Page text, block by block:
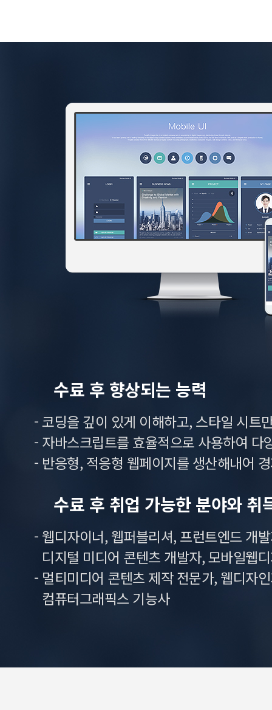
수료 후 향상되는 능력
- 코딩을 깊이 있게 이해하고, 스타일 시트
- 자바스크립트를 효율적으로 사용하여 다
- 반응형, 적응형 웹페이지를 생산해내어
수료 후 취업 가능한 분야와 취
- 웹디자이너, 웹퍼블리셔, 프런트엔드 개
디지털 미디어 콘텐츠 개발자, 모바일웹
- 멀티미디어 콘텐츠 제작 전문가, 웹디자
컴퓨터그래픽스 기능사